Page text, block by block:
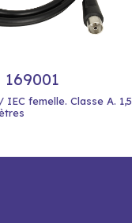
169001
femelle. Classe A. 1,5